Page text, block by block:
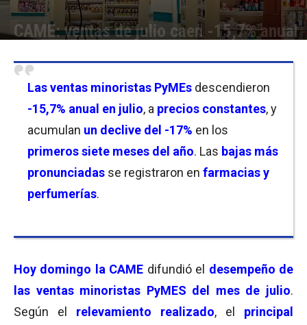
CAME: ventas de julio caen -15,7% anual
Las ventas minoristas PyMEs descendieron
-15,7% anual en julio, a precios constantes, y
acumulan un declive del -17% en los
primeros siete meses del año. Las bajas más
pronunciadas se registraron en farmacias y
perfumerías.
Hoy domingo la CAME difundió el desempeño de
las ventas minoristas PyMES del mes de julio.
Según el relevamiento realizado, el principal